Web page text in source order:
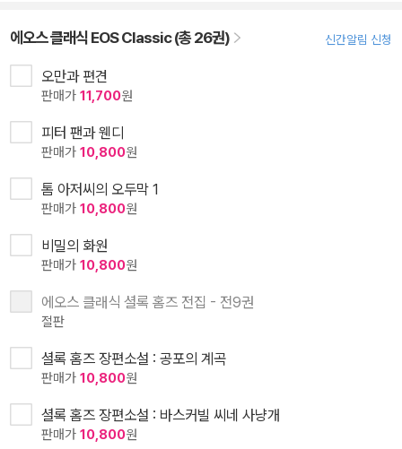
에오스 클래식 EOS Classic (총 26권) 신간알림 신청
오만과 편견
판매가 11,700원
피터 팬과 웬디
판매가 10,800원
톰 아저씨의 오두막 1
판매가 10,800원
비밀의 화원
판매가 10,800원
에오스 클래식 셜록 홈즈 전집 - 전9권
절판
셜록 홈즈 장편소설 : 공포의 계곡
판매가 10,800원
셜록 홈즈 장편소설 : 바스커빌 씨네 사냥개
판매가 10,800원